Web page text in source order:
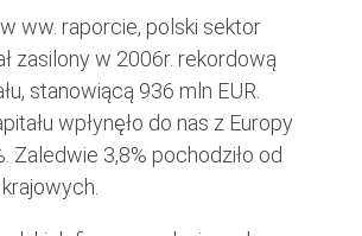
ww. raporcie, polski sektor
zasilony w 2006r. rekordową
stanowiącą 936 mln EUR.
wpłynęło do nas z Europy
Zaledwie 3,8% pochodziło od